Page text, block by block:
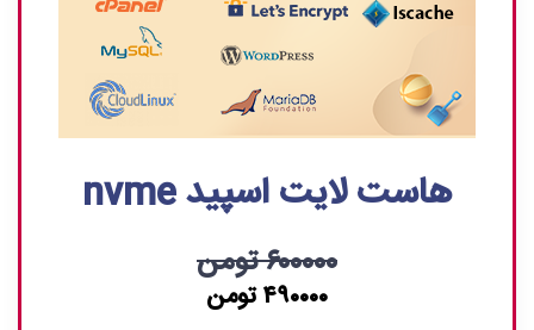
هاست لایت اسپید nvme
۶۰۰۰۰۰ تومن
۴۹۰۰۰۰ تومن